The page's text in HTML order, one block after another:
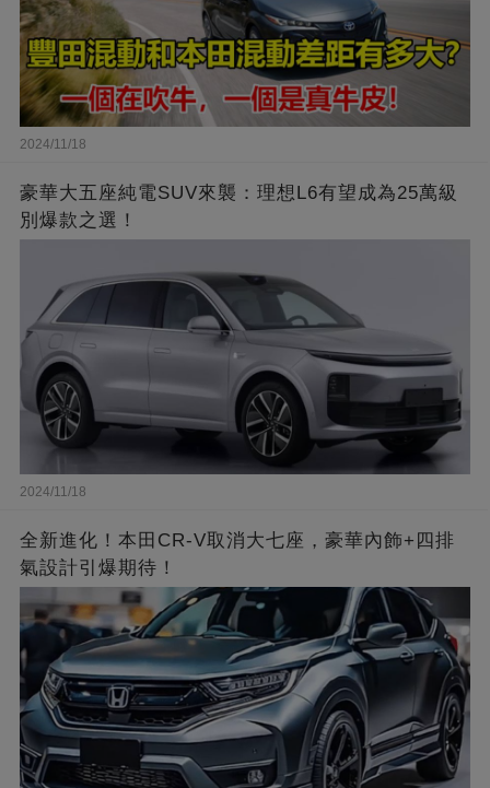
2024/11/18
豪華大五座純電SUV來襲：理想L6有望成為25萬級
別爆款之選！
2024/11/18
全新進化！本田CR-V取消大七座，豪華內飾+四排
氣設計引爆期待！